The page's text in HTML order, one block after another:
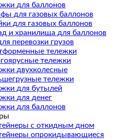
для баллонов
для газовых баллонов
для газовых баллонов
и хранилища для баллонов
перевозки грузов
тележки
тележки
двухколесные
тележки
для бутылей
для денег
для баллонов
с откидным дном
опрокидывающиеся